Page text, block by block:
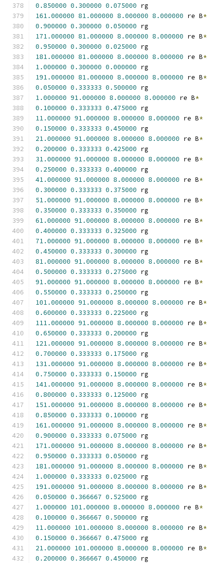
0.850000 0.300000 0.075000 rg
161.000000 81.000000 8.000000 8.000000 re B*
0.900000 0.300000 0.050000 rg
171.000000 81.000000 8.000000 8.000000 re B*
0.950000 0.300000 0.025000 rg
181.000000 81.000000 8.000000 8.000000 re B*
1.000000 0.300000 0.000000 rg
191.000000 81.000000 8.000000 8.000000 re B*
0.050000 0.333333 0.500000 rg
1.000000 91.000000 8.000000 8.000000 re B*
0.100000 0.333333 0.475000 rg
11.000000 91.000000 8.000000 8.000000 re B*
0.150000 0.333333 0.450000 rg
21.000000 91.000000 8.000000 8.000000 re B*
0.200000 0.333333 0.425000 rg
31.000000 91.000000 8.000000 8.000000 re B*
0.250000 0.333333 0.400000 rg
41.000000 91.000000 8.000000 8.000000 re B*
0.300000 0.333333 0.375000 rg
51.000000 91.000000 8.000000 8.000000 re B*
0.350000 0.333333 0.350000 rg
61.000000 91.000000 8.000000 8.000000 re B*
0.400000 0.333333 0.325000 rg
71.000000 91.000000 8.000000 8.000000 re B*
0.450000 0.333333 0.300000 rg
81.000000 91.000000 8.000000 8.000000 re B*
0.500000 0.333333 0.275000 rg
91.000000 91.000000 8.000000 8.000000 re B*
0.550000 0.333333 0.250000 rg
101.000000 91.000000 8.000000 8.000000 re B*
0.600000 0.333333 0.225000 rg
111.000000 91.000000 8.000000 8.000000 re B*
0.650000 0.333333 0.200000 rg
121.000000 91.000000 8.000000 8.000000 re B*
0.700000 0.333333 0.175000 rg
131.000000 91.000000 8.000000 8.000000 re B*
0.750000 0.333333 0.150000 rg
141.000000 91.000000 8.000000 8.000000 re B*
0.800000 0.333333 0.125000 rg
151.000000 91.000000 8.000000 8.000000 re B*
0.850000 0.333333 0.100000 rg
161.000000 91.000000 8.000000 8.000000 re B*
0.900000 0.333333 0.075000 rg
171.000000 91.000000 8.000000 8.000000 re B*
0.950000 0.333333 0.050000 rg
181.000000 91.000000 8.000000 8.000000 re B*
1.000000 0.333333 0.025000 rg
191.000000 91.000000 8.000000 8.000000 re B*
0.050000 0.366667 0.525000 rg
1.000000 101.000000 8.000000 8.000000 re B*
0.100000 0.366667 0.500000 rg
11.000000 101.000000 8.000000 8.000000 re B*
0.150000 0.366667 0.475000 rg
21.000000 101.000000 8.000000 8.000000 re B*
0.200000 0.366667 0.450000 rg